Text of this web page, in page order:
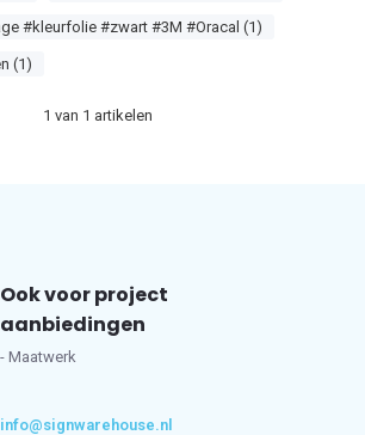
#kleurfolie #zwart #3M #Oracal (1)
(1)
1 van 1 artikelen
Ook voor project
aanbiedingen
- Maatwerk
info@signwarehouse.nl